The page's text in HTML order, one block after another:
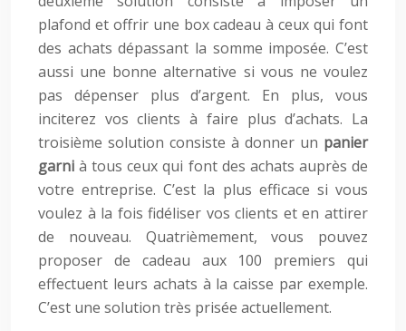
plafond et offrir une box cadeau à ceux qui font
des achats dépassant la somme imposée. C’est
aussi une bonne alternative si vous ne voulez
pas dépenser plus d’argent. En plus, vous
inciterez vos clients à faire plus d’achats. La
troisième solution consiste à donner un panier
garni à tous ceux qui font des achats auprès de
votre entreprise. C’est la plus efficace si vous
voulez à la fois fidéliser vos clients et en attirer
de nouveau. Quatrièmement, vous pouvez
proposer de cadeau aux 100 premiers qui
effectuent leurs achats à la caisse par exemple.
C’est une solution très prisée actuellement.